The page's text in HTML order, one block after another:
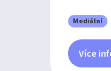
Mediální
Více